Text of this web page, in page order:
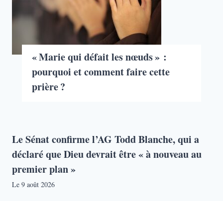
« Marie qui défait les nœuds » :
pourquoi et comment faire cette
prière ?
Le Sénat confirme l’AG Todd Blanche, qui a
déclaré que Dieu devrait être « à nouveau au
premier plan »
Le 9 août 2026